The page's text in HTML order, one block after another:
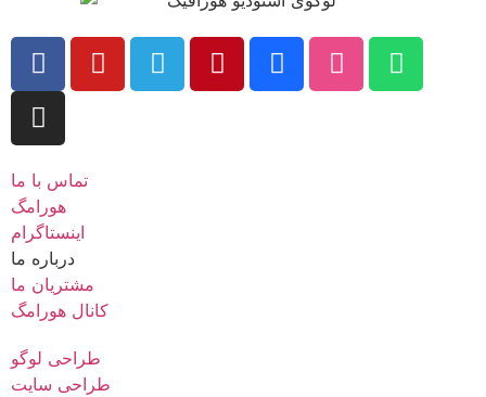
تماس با ما
هورامگ
اینستاگرام
درباره ما
مشتریان ما
کانال هورامگ
طراحی لوگو
طراحی سایت